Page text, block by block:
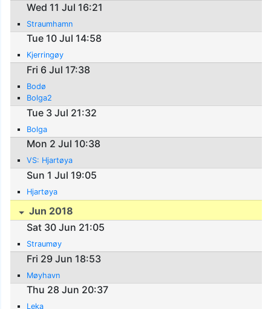
Wed 11 Jul 16:21
Straumhamn
Tue 10 Jul 14:58
Kjerringøy
Fri 6 Jul 17:38
Bodø
Bolga2
Tue 3 Jul 21:32
Bolga
Mon 2 Jul 10:38
VS: Hjartøya
Sun 1 Jul 19:05
Hjartøya
Jun 2018
Sat 30 Jun 21:05
Straumøy
Fri 29 Jun 18:53
Møyhavn
Thu 28 Jun 20:37
Leka